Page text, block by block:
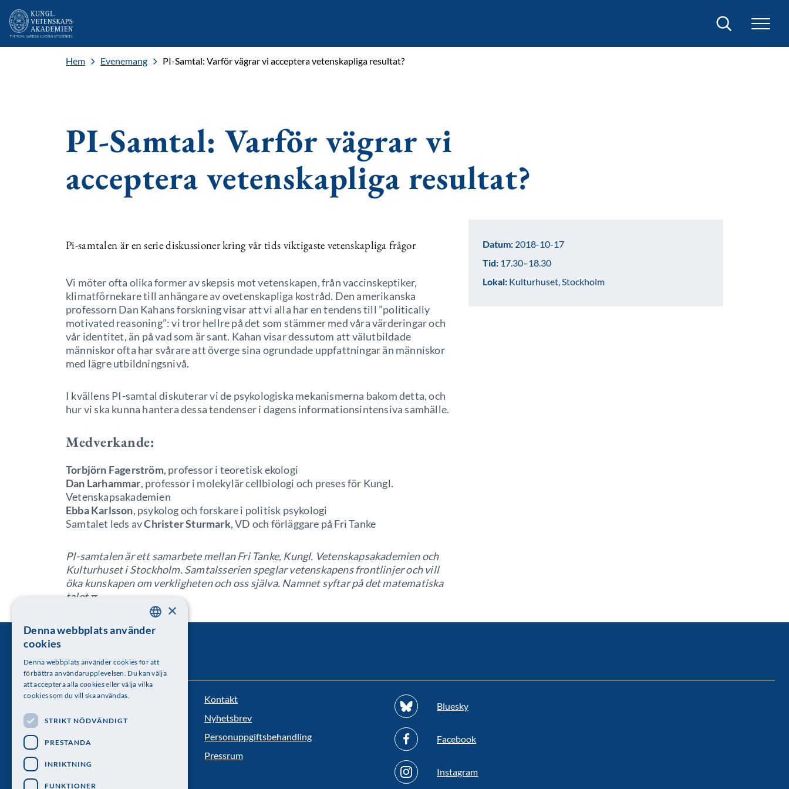
Sök
Hem Evenemang PI-Samtal: Varför vägrar vi acceptera vetenskapliga resultat?
PI-Samtal: Varför vägrar vi
acceptera vetenskapliga resultat?
Pi-samtalen är en serie diskussioner kring vår tids viktigaste vetenskapliga frågor
Vi möter ofta olika former av skepsis mot vetenskapen, från vaccinskeptiker,
klimatförnekare till anhängare av ovetenskapliga kostråd. Den amerikanska
professorn Dan Kahans forskning visar att vi alla har en tendens till ”politically
motivated reasoning”: vi tror hellre på det som stämmer med våra värderingar och
vår identitet, än på vad som är sant. Kahan visar dessutom att välutbildade
människor ofta har svårare att överge sina ogrundade uppfattningar än människor
med lägre utbildningsnivå.
I kvällens PI-samtal diskuterar vi de psykologiska mekanismerna bakom detta, och
hur vi ska kunna hantera dessa tendenser i dagens informationsintensiva samhälle.
Medverkande:
Torbjörn Fagerström, professor i teoretisk ekologi
Dan Larhammar, professor i molekylär cellbiologi och preses för Kungl.
Vetenskapsakademien
Ebba Karlsson, psykolog och forskare i politisk psykologi
Samtalet leds avChrister Sturmark, VD och förläggare på Fri Tanke
PI-samtalen är ett samarbete mellan Fri Tanke, Kungl. Vetenskapsakademien och
Kulturhuset i Stockholm. Samtalsserien speglar vetenskapens frontlinjer och vill
öka kunskapen om verkligheten och oss själva. Namnet syftar på det matematiska
talet π.
Datum: 2018-10-17
Tid: 17.30–18.30
Lokal: Kulturhuset, Stockholm
Kungl. Vetenskapsakademien
Besöksadress: Lilla Frescativägen 4A
Telefon: 08-673 95 00
Kontakt
Nyhetsbrev
Personuppgiftsbehandling
Pressrum
Bluesky
Facebook
Instagram
SWEDISH
×
Denna webbplats använder
cookies
Denna webbplats använder cookies för att
förbättra användarupplevelsen. Du kan välja
att acceptera alla cookies eller välja vilka
cookies som du vill ska användas.
STRIKT NÖDVÄNDIGT
PRESTANDA
INRIKTNING
FUNKTIONER